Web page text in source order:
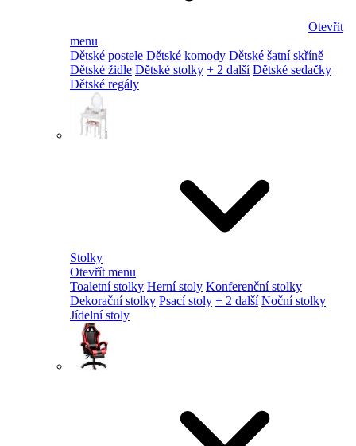
Otevřít
menu
Dětské postele Dětské komody Dětské šatní skříně
Dětské židle Dětské stolky + 2 další Dětské sedačky
Dětské regály
Stolky
Otevřít menu
Toaletní stolky Herní stoly Konferenční stolky
Dekorační stolky Psací stoly + 2 další Noční stolky
Jídelní stoly